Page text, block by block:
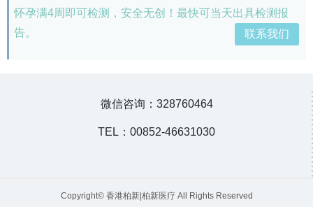
怀孕满4周即可检测，安全无创！最快可当天出具检测报
告。
联系我们
微信咨询：328760464
TEL：00852-46631030
Copyright© 香港柏新|柏新医疗 All Rights Reserved